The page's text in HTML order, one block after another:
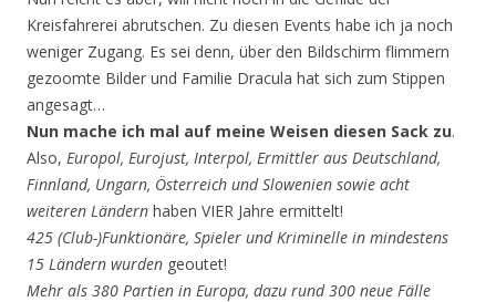
Kreisfahrerei abrutschen. Zu diesen Events habe ich ja noch
weniger Zugang. Es sei denn, über den Bildschirm flimmern
gezoomte Bilder und Familie Dracula hat sich zum Stippen
angesagt…
Nun mache ich mal auf meine Weisen diesen Sack zu.
Also, Europol, Eurojust, Interpol, Ermittler aus Deutschland,
Finnland, Ungarn, Österreich und Slowenien sowie acht
weiteren Ländern haben VIER Jahre ermittelt!
425 (Club-)Funktionäre, Spieler und Kriminelle in mindestens
15 Ländern wurden geoutet!
Mehr als 380 Partien in Europa, dazu rund 300 neue Fälle